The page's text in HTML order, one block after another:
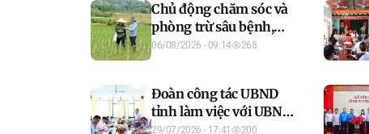
Chủ động chăm sóc và
phòng trừ sâu bệnh,
bảo vệ sản xuất vụ Hè
06/08/2026 - 09:14 268
Đoàn công tác UBND
tỉnh làm việc với UBND
xã Yên Sơn về triển khai
29/07/2026 - 17:41 200